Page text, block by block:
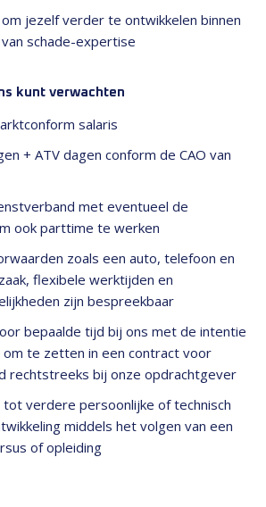
jezelf verder te ontwikkelen binnen
schade-expertise
kunt verwachten
salaris
+ ATV dagen conform de CAO van
met eventueel de
ook parttime te werken
zoals een auto, telefoon en
flexibele werktijden en
zijn bespreekbaar
bepaalde tijd bij ons met de intentie
om te zetten in een contract voor
rechtstreeks bij onze opdrachtgever
tot verdere persoonlijke of technisch
middels het volgen van een
of opleiding